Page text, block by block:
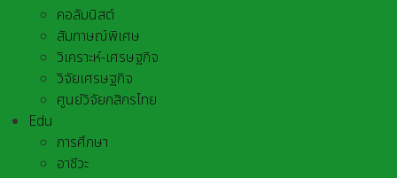
คอลัมนิสต์
สัมภาษณ์พิเศษ
วิเคราะห์-เศรษฐกิจ
วิจัยเศรษฐกิจ
ศูนย์วิจัยกสิกรไทย
Edu
การศึกษา
อาชีวะ